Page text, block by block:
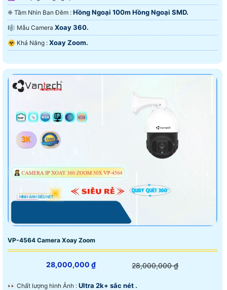
❈ Tầm Nhìn Ban Đêm : Hồng Ngoại 100m Hồng Ngoại SMD.
🎼️ Mẫu Camera Xoay 360.
️☣️ Khả Năng : Xoay Zoom.
VP-4564 Camera Xoay Zoom
28,000,000 ₫ 28,000,000 ₫
️👀 Chất lượng hình Ảnh : Ultra 2k+ sắc nét .